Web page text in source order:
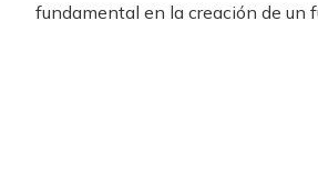
fundamental en la creación de un